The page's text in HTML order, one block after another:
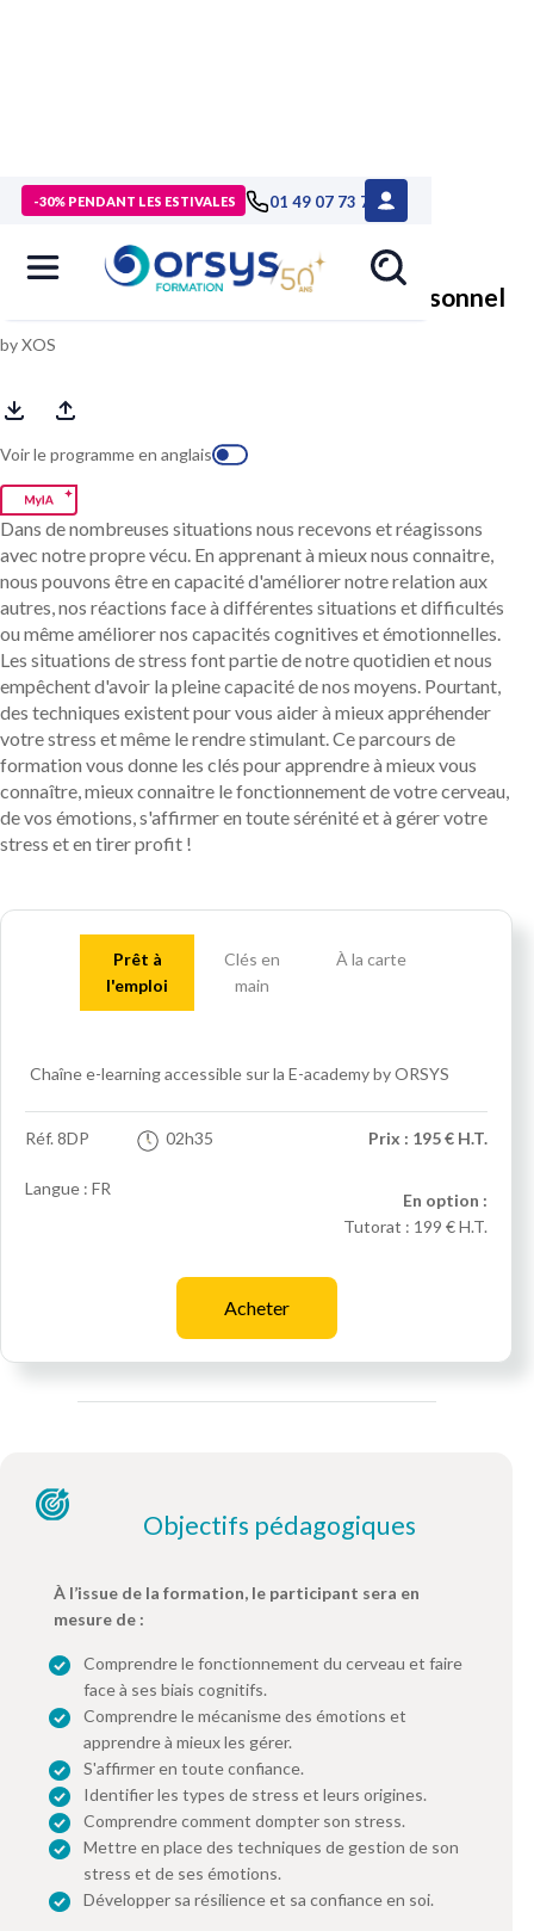
-30% PENDANT LES ESTIVALES 01 49 07 73 73
> Formations>Management - Développement personnel
Formation Chaîne e-learning développement personnel
Chaîne e-learning développement personnel
by XOS
Voir le programme en anglais
Dans de nombreuses situations nous recevons et réagissons
avec notre propre vécu. En apprenant à mieux nous connaitre,
nous pouvons être en capacité d'améliorer notre relation aux
autres, nos réactions face à différentes situations et difficultés
ou même améliorer nos capacités cognitives et émotionnelles.
Les situations de stress font partie de notre quotidien et nous
empêchent d'avoir la pleine capacité de nos moyens. Pourtant,
des techniques existent pour vous aider à mieux appréhender
votre stress et même le rendre stimulant. Ce parcours de
formation vous donne les clés pour apprendre à mieux vous
connaître, mieux connaitre le fonctionnement de votre cerveau,
de vos émotions, s'affirmer en toute sérénité et à gérer votre
stress et en tirer profit !
Prêt à
l'emploi
Clés en
main
À la carte
Chaîne e-learning accessible sur la E-academy by ORSYS
Réf.8DP 02h35 Prix : 195 € H.T.
Langue : FR
En option :
Tutorat : 199 € H.T.
Acheter
Objectifs pédagogiques
À l’issue de la formation, le participant sera en
mesure de :
Comprendre le fonctionnement du cerveau et faire
face à ses biais cognitifs.
Comprendre le mécanisme des émotions et
apprendre à mieux les gérer.
S'affirmer en toute confiance.
Identifier les types de stress et leurs origines.
Comprendre comment dompter son stress.
Mettre en place des techniques de gestion de son
stress et de ses émotions.
Développer sa résilience et sa confiance en soi.